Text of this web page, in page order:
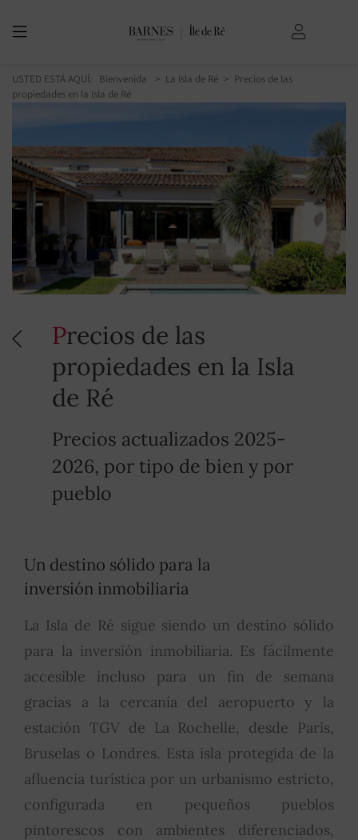
USTED ESTÁ AQUÍ: Bienvenida La Isla de Ré
Precios de las
propiedades en la Isla de Ré
Precios de las
propiedades en la Isla
de Ré
Precios actualizados 2025-
2026, por tipo de bien y por
pueblo
Un destino sólido para la
inversión inmobiliaria
La Isla de Ré sigue siendo un destino sólido
para la inversión inmobiliaria. Es fácilmente
accesible incluso para un fin de semana
gracias a la cercanía del aeropuerto y la
estación TGV de La Rochelle, desde París,
Bruselas o Londres. Esta isla protegida de la
afluencia turística por un urbanismo estricto,
configurada en pequeños pueblos
pintorescos con ambientes diferenciados,